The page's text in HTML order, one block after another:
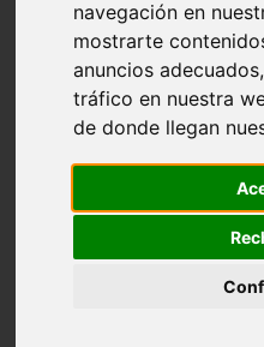
navegación en
mostrarte
anuncios
tráfico en nuestra
de donde llegan
Girona - figueres
Alicante - santa-pola
Almería - roquetas-de-mar
Girona - tossa-de-mar
Barcelona - sant-cugat-
Alicante - l39alfàs-del-pi
Barcelona - vilanova-i-la-
Castellón - peñíscola
Illes-balears - sant-josep-